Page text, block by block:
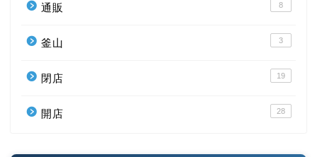
通販 8
釜山 3
閉店 19
開店 28